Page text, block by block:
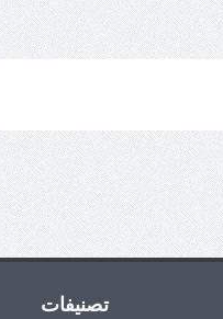
تصنيفات